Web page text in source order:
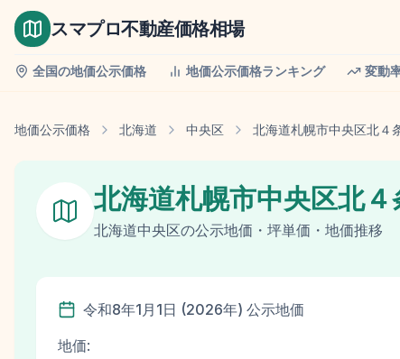
スマプロ不動産価格相場
全国の地価公示価格 地価公示価格ランキング 変動
地価公示価格 北海道 中央区 北海道札幌市中央区北４
北海道札幌市中央区北
北海道中央区の公示地価 ・坪単価・地価推移
令和8年1月1日 (2026年) 公示地価
地価: